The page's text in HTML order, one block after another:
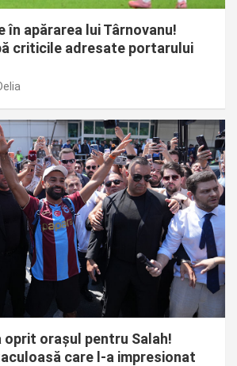
în apărarea lui Târnovanu!
criticile adresate portarului
oprit orașul pentru Salah!
care l-a impresionat